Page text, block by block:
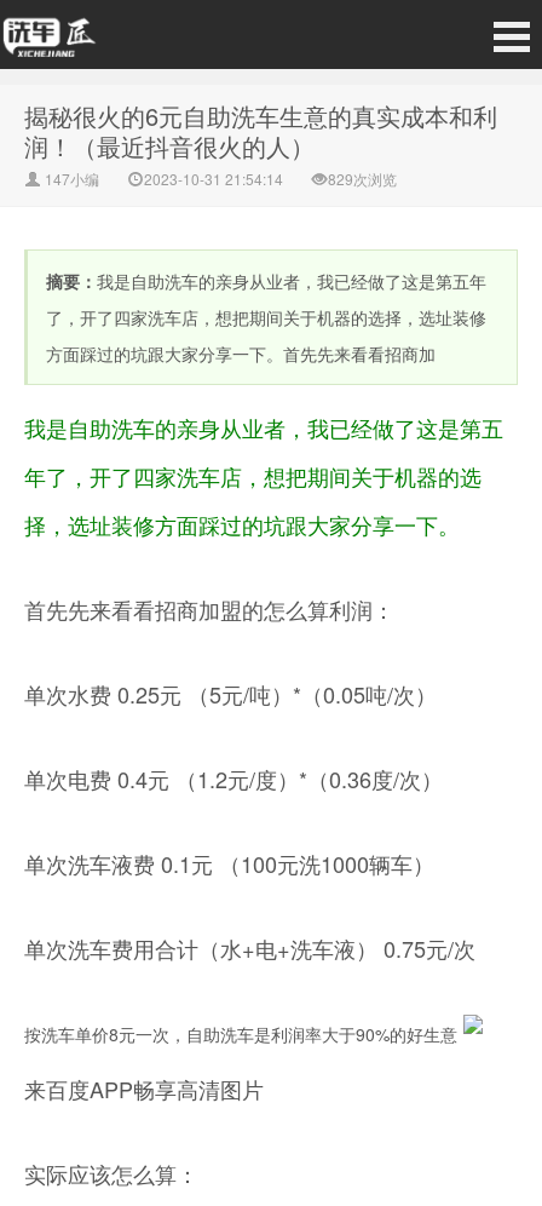
揭秘很火的6元自助洗车生意的真实成本和利
润！（最近抖音很火的人）
147小编 2023-10-31 21:54:14 829次浏览
摘要： 我是自助洗车的亲身从业者，我已经做了这是第五年
了，开了四家洗车店，想把期间关于机器的选择，选址装修
方面踩过的坑跟大家分享一下。首先先来看看招商加
我是自助洗车的亲身从业者，我已经做了这是第五
年了，开了四家洗车店，想把期间关于机器的选
择，选址装修方面踩过的坑跟大家分享一下。
首先先来看看招商加盟的怎么算利润：
单次水费 0.25元 （5元/吨）*（0.05吨/次）
单次电费 0.4元 （1.2元/度）*（0.36度/次）
单次洗车液费 0.1元 （100元洗1000辆车）
单次洗车费用合计（水+电+洗车液） 0.75元/次
按洗车单价8元一次，自助洗车是利润率大于90%的好生意
来百度APP畅享高清图片
实际应该怎么算：